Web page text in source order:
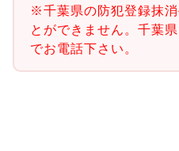
※千葉県の防犯登録抹
とができません。千葉
でお電話下さい。